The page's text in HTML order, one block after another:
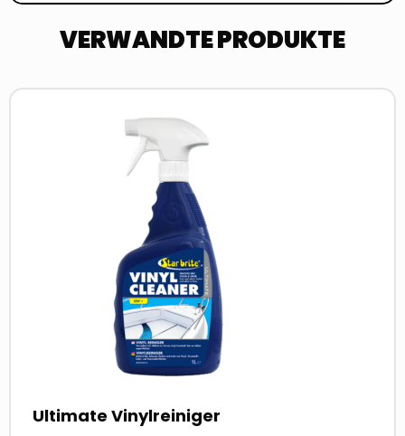
VERWANDTE PRODUKTE
Ultimate Vinylreiniger
Read